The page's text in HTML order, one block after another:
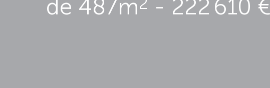
de 487m
- 222 610 €